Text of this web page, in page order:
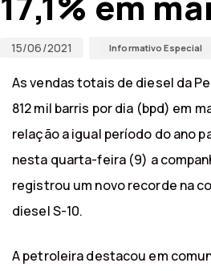
15/06/2021 Informativo Especial
As vendas totais de diesel da
812 mil barris por dia (bpd) em
relação a igual período do ano
nesta quarta-feira (9) a
registrou um novo recorde na
diesel S-10.
A petroleira destacou em